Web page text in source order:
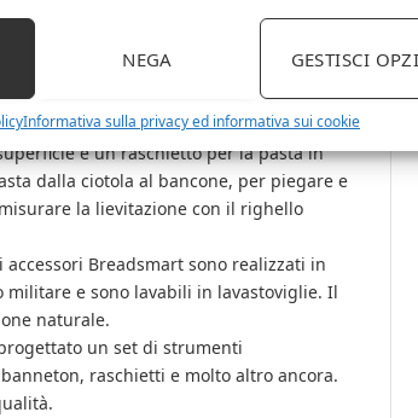
NEGA GESTISCI
Informativa sulla privacy ed informativa sui cookie
essere impastata in un batter d’occhio
mescolare la pasta di pane densa, la
dell’impugnatura per garantire
e un raschietto per la pasta in
dalla ciotola al bancone, per piegare e
la lievitazione con il righello
accessori Breadsmart sono realizzati in
militare e sono lavabili in lavastoviglie. Il
naturale.
progettato un set di strumenti
raschietti e molto altro ancora.